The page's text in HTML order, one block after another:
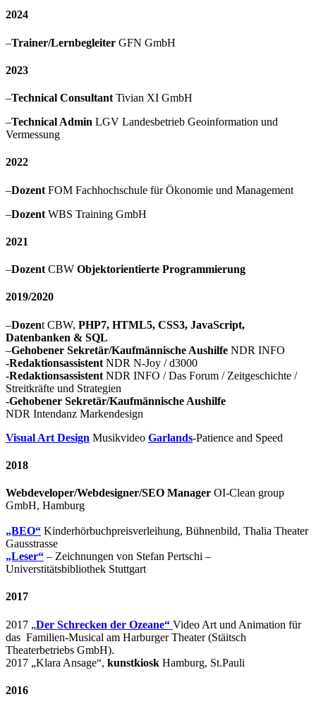
2024
–Trainer/Lernbegleiter GFN GmbH
2023
–Technical Consultant Tivian XI GmbH
–Technical Admin LGV Landesbetrieb Geoinformation und
Vermessung
2022
–Dozent FOM Fachhochschule für Ökonomie und Management
–Dozent WBS Training GmbH
2021
–Dozent CBW Objektorientierte Programmierung
2019/2020
–Dozent CBW, PHP7, HTML5, CSS3, JavaScript,
Datenbanken & SQL
–Gehobener Sekretär/Kaufmännische Aushilfe NDR INFO
-Redaktionsassistent NDR N-Joy / d3000
-Redaktionsassistent NDR INFO / Das Forum / Zeitgeschichte /
Streitkräfte und Strategien
-Gehobener Sekretär/Kaufmännische Aushilfe
NDR Intendanz Markendesign
Visual Art Design Musikvideo Garlands-Patience and Speed
2018
Webdeveloper/Webdesigner/SEO Manager OI-Clean group
GmbH, Hamburg
„BEO“ Kinderhörbuchpreisverleihung, Bühnenbild, Thalia Theater
Gausstrasse
„Leser“ – Zeichnungen von Stefan Pertschi –
Universtitätsbibliothek Stuttgart
2017
2017 „Der Schrecken der Ozeane“ Video Art und Animation für
das Familien-Musical am Harburger Theater (Stäitsch
Theaterbetriebs GmbH).
2017 „Klara Ansage“, kunstkiosk Hamburg, St.Pauli
2016